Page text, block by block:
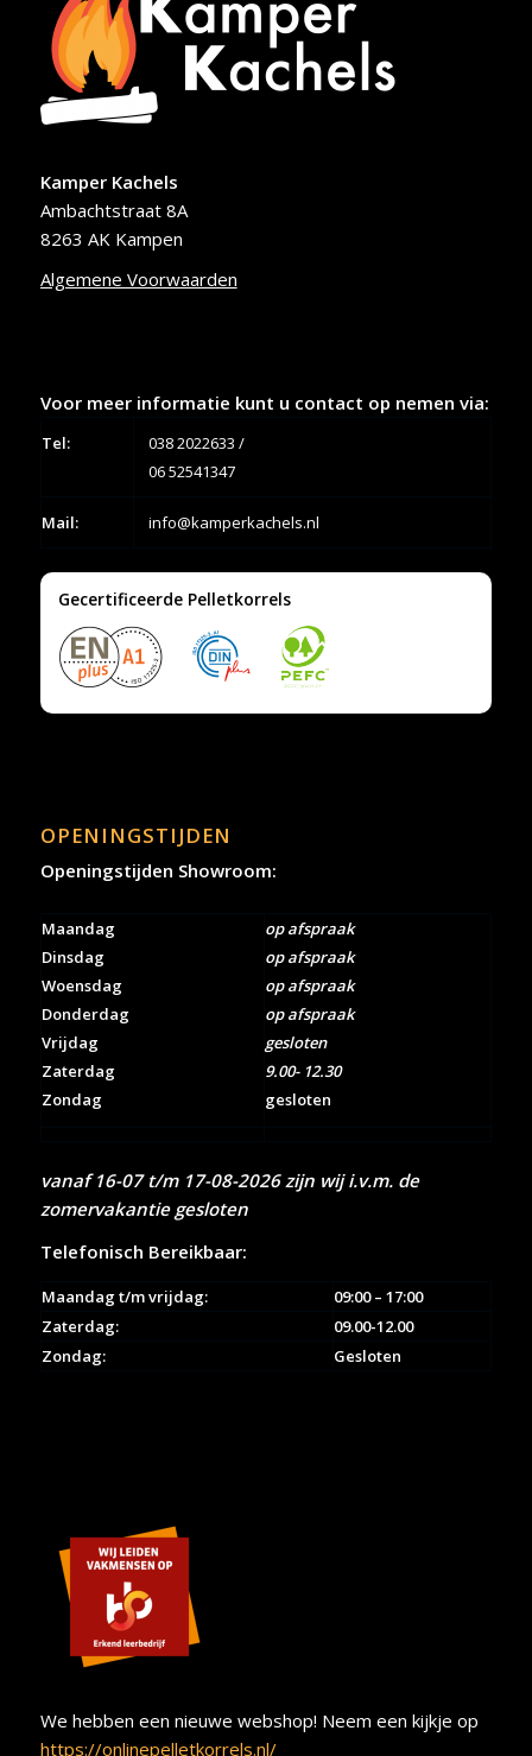
Kamper Kachels
Ambachtstraat 8A
8263 AK Kampen
Algemene Voorwaarden
Voor meer informatie kunt u contact op nemen via:
Tel: 038 2022633 /
06 52541347
Mail: info@kamperkachels.nl
Gecertificeerde Pelletkorrels
OPENINGSTIJDEN
Openingstijden Showroom:
Maandag
Dinsdag
Woensdag
Donderdag
Vrijdag
Zaterdag
Zondag
op afspraak
op afspraak
op afspraak
op afspraak
gesloten
9.00- 12.30
gesloten
vanaf 16-07 t/m 17-08-2026 zijn wij i.v.m. de
zomervakantie gesloten
Telefonisch Bereikbaar:
Maandag t/m vrijdag:
09:00 – 17:00
Zaterdag:
09.00-12.00
Zondag:
Gesloten
We hebben een nieuwe webshop! Neem een kijkje op
https://onlinepelletkorrels.nl/